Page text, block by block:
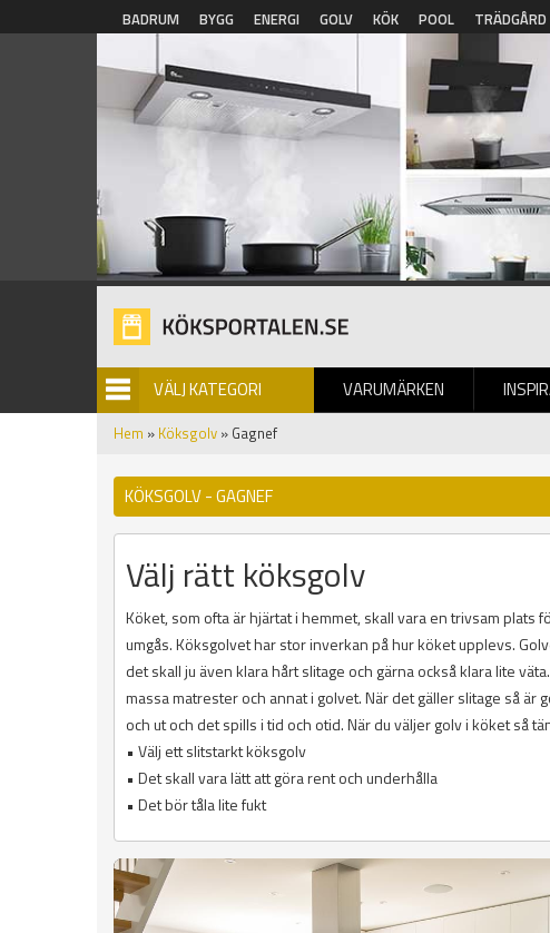
Hoppa till huvudinnehåll
BADRUM BYGG ENERGI GOLV KÖK POOL TRÄDGÅRD
VÄLJ KATEGORI VARUMÄRKEN
BILDGALLERI
Hem » Köksgolv » Gagnef
KÖKSGOLV - GAGNEF
Välj rätt köksgolv
Köket, som ofta är hjärtat i hemmet, skall vara en trivsam plats
umgås. Köksgolvet har stor inverkan på hur köket upplevs.
det skall ju även klara hårt slitage och gärna också klara lite
massa matrester och annat i golvet. När det gäller slitage så
och ut och det spills i tid och otid. När du väljer golv i köket så
• Välj ett slitstarkt köksgolv
• Det skall vara lätt att göra rent och underhålla
• Det bör tåla lite fukt